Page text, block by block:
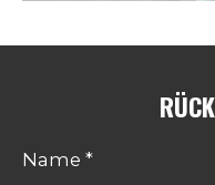
Name *